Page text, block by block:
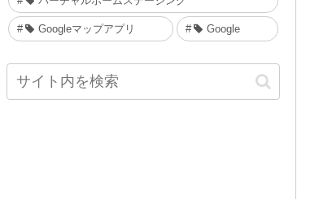
Googleマップアプリ Google